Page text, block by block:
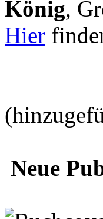
König,
Hier
Neue